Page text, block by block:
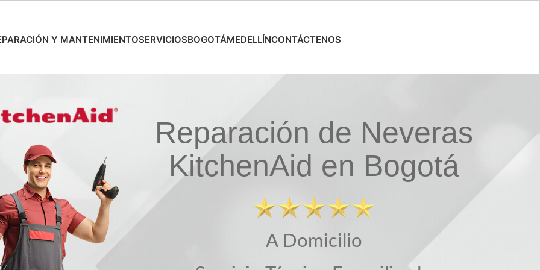
Y MANTENIMIENTOSERVICIOSBOGOTÁMEDELLÍNCONTÁCTENOS
Reparación de Neveras
KitchenAid en Bogotá
A Domicilio